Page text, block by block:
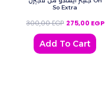
So Extra
300,00EGP 275,00 EGP
Add To Cart